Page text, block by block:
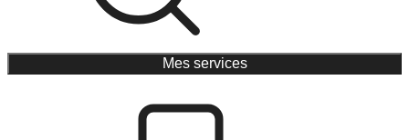
Mes services